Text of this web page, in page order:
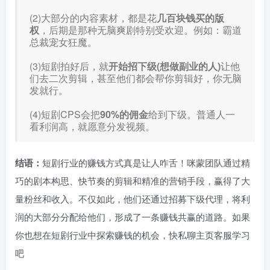
(2)大部分的内容素材，都是花几百块钱买的版
权 ，后期是那种无脑爽剧特别受欢迎。例如：霸道
总裁宠女狂魔。
(3)短剧拍好后，就开始招下级(想做副业的人)让他
们去二次剪辑，甚至他们都会帮你剪辑好，你无脑
发就行。
(4)短剧CPS会把90%的佣金给到下级。普通人一
看利润高，就愿意分发视频。
结语： 短剧行业的赚钱方式真是让人咋舌！咪蒙团队通过精
巧的剧本构思、快节奏的剪辑和精准的营销手段，赢得了大
量粉丝和收入。不仅如此，他们还通过招募下级代理，将利
润的大部分分配给他们，形成了一条赚钱共赢的道路。如果
你也想在短剧行业中探索赚钱的机会，快私聊主页客服学习
吧